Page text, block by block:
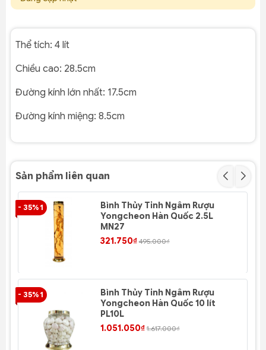
Thể tích: 4 lít
Chiều cao: 28.5cm
Đường kính lớn nhất: 17.5cm
Đường kính miệng: 8.5cm
Sản phẩm liên quan
- 35% 1
Bình Thủy Tinh Ngâm Rượu
Yongcheon Hàn Quốc 2.5L
MN27
321.750₫ 495.000₫
- 35% 1
Bình Thủy Tinh Ngâm Rượu
Yongcheon Hàn Quốc 10 lít
PL10L
1.051.050₫ 1.617.000₫